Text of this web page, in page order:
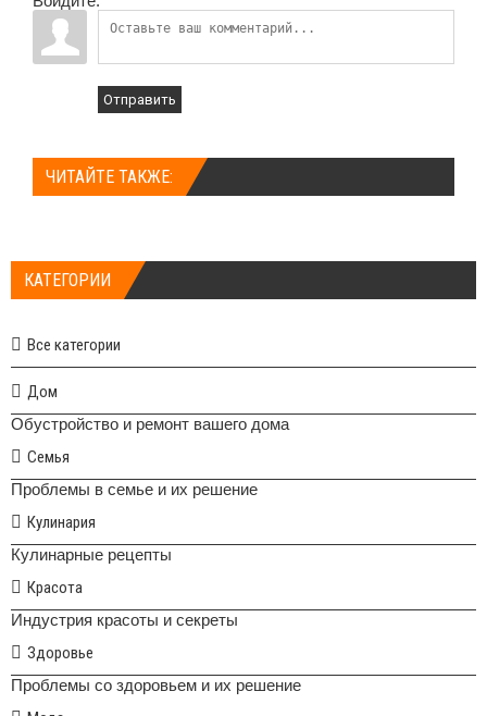
Отправить
ЧИТАЙТЕ ТАКЖЕ:
КАТЕГОРИИ
Все категории
Дом
Обустройство и ремонт вашего дома
Семья
Проблемы в семье и их решение
Кулинария
Кулинарные рецепты
Красота
Индустрия красоты и секреты
Здоровье
Проблемы со здоровьем и их решение